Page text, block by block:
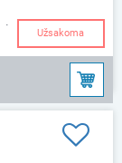
Užsakoma